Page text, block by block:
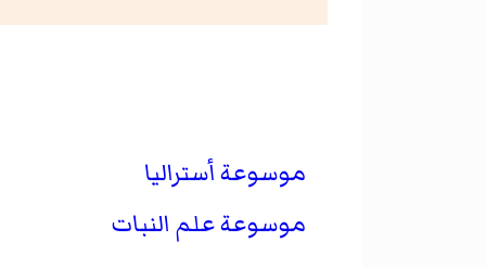
موسوعة أستراليا
موسوعة علم النبات